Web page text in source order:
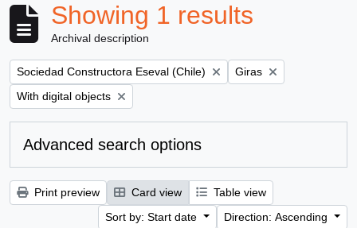
Showing 1 results
Archival description
Remove filter:
Sociedad Constructora Eseval (Chile) Remove filter:
Giras
Remove filter:
With digital objects
Advanced search options
Print preview Card view
Table view
Sort by: Start date
Direction: Ascending